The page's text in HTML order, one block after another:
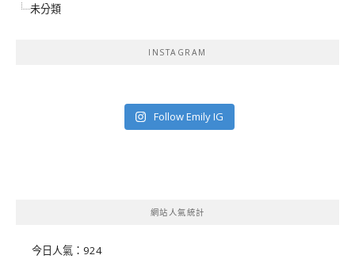
未分類
INSTAGRAM
Follow Emily IG
網站人氣統計
今日人氣： 924